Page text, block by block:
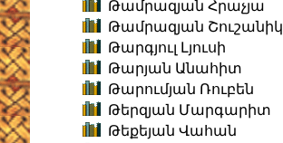
Թամրազյան Հրաչյա
Թամրազյան Շուշանիկ
Թարգյուլ Լյուսի
Թարյան Անահիտ
Թարումյան Ռուբեն
Թերզյան Մարգարիտ
Թեքեյան Վահան